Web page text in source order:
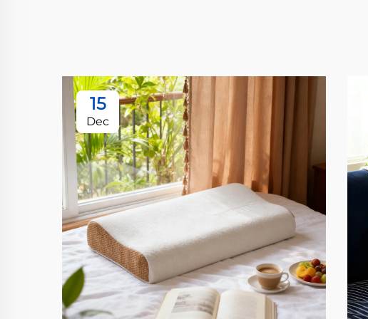
15
Dec